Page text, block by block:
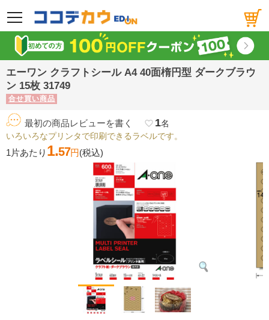
メニュー
エーワン クラフトシール A4 40面楕円型 ダークブラウ
ン 15枚 31749
合せ買い商品
最初の商品レビューを書く favorite_border 1名
いろいろなプリンタで印刷できるラベルです。
1片あたり 1.57円(税込)